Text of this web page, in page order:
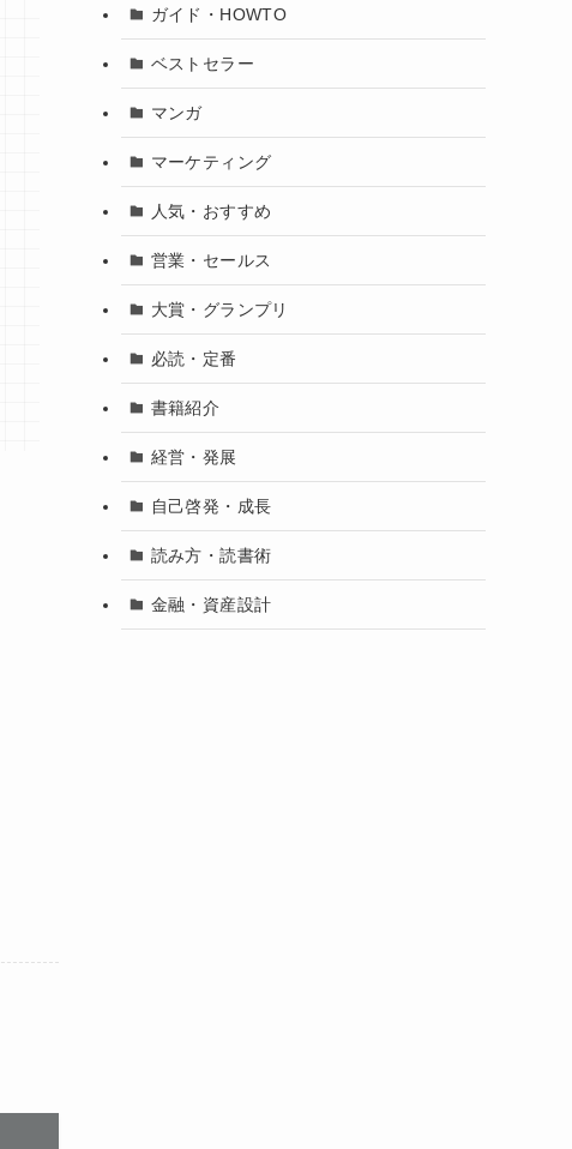
ガイド・HOWTO
ベストセラー
マンガ
マーケティング
人気・おすすめ
営業・セールス
大賞・グランプリ
必読・定番
書籍紹介
経営・発展
自己啓発・成長
読み方・読書術
金融・資産設計